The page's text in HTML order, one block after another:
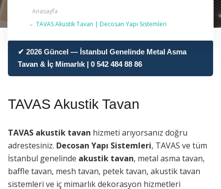
Anasayfa
TAVAS Akustik Tavan | Decosan Yapı Sistemleri
✔ 2026 Güncel — İstanbul Genelinde Metal Asma
Tavan & İç Mimarlık | 0 542 484 88 86
TAVAS Akustik Tavan
TAVAS akustik tavan hizmeti arıyorsanız doğru
adrestesiniz. Decosan Yapı Sistemleri, TAVAS ve tüm
İstanbul genelinde akustik tavan, metal asma tavan,
baffle tavan, mesh tavan, petek tavan, akustik tavan
sistemleri ve iç mimarlık dekorasyon hizmetleri